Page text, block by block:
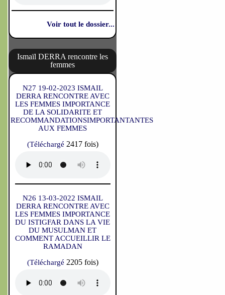
Voir tout le dossier...
Ismaïl DERRA rencontre les
femmes
N27 19-02-2023 ISMAIL
DERRA RENCONTRE AVEC
LES FEMMES IMPORTANCE
DE LA SOLIDARITE ET
RECOMMANDATIONSIMPORTANTANTES
AUX FEMMES
(Téléchargé 2417 fois)
N26 13-03-2022 ISMAIL
DERRA RENCONTRE AVEC
LES FEMMES IMPORTANCE
DU ISTIGFAR DANS LA VIE
DU MUSULMAN ET
COMMENT ACCUEILLIR LE
RAMADAN
(Téléchargé 2205 fois)